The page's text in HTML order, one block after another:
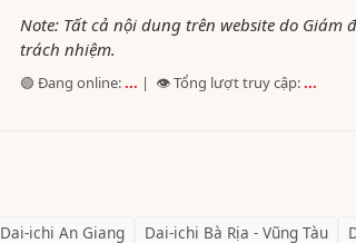
Note: Tất cả nội dung trên website do Giám
trách nhiệm.
🟢 Đang online:... | 👁️ Tổng lượt truy cập:...
Dai-ichi An Giang Dai-ichi Bà Rịa - Vũng Tàu